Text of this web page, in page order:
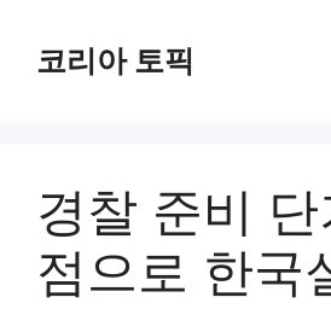
코리아 토픽
경찰 준비
점으로 한국